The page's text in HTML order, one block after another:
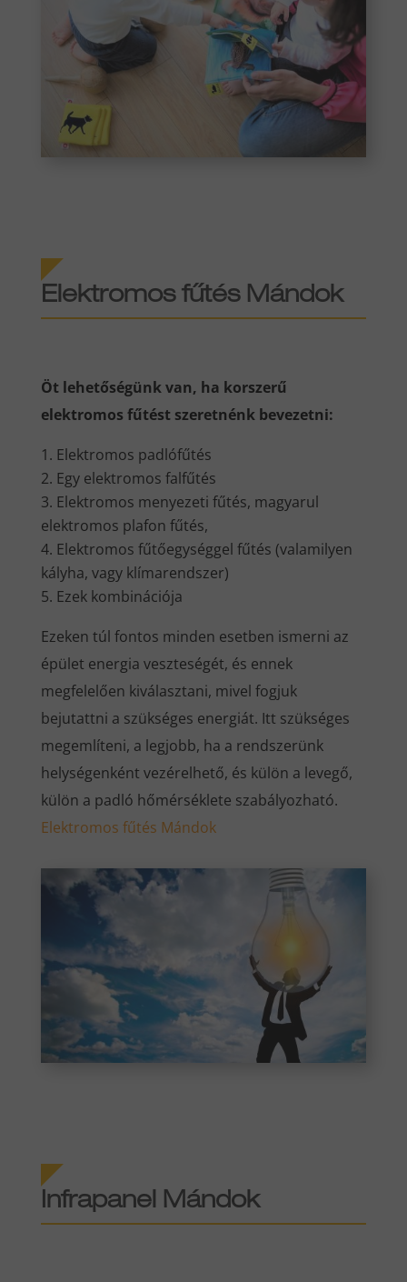
Elektromos fűtés Mándok
Öt lehetőségünk van, ha korszerű
elektromos fűtést szeretnénk bevezetni:
Elektromos padlófűtés
Egy elektromos falfűtés
Elektromos menyezeti fűtés, magyarul
elektromos plafon fűtés,
Elektromos fűtőegységgel fűtés (valamilyen
kályha, vagy klímarendszer)
Ezek kombinációja
Ezeken túl fontos minden esetben ismerni az
épület energia veszteségét, és ennek
megfelelően kiválasztani, mivel fogjuk
bejutattni a szükséges energiát. Itt szükséges
megemlíteni, a legjobb, ha a rendszerünk
helységenként vezérelhető, és külön a levegő,
külön a padló hőmérséklete szabályozható.
Elektromos fűtés Mándok
Infrapanel Mándok